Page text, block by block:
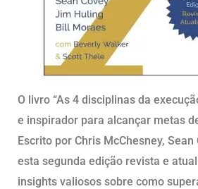
O livro “As 4 disciplinas da
e inspirador para alcançar metas
Escrito por Chris McChesney,
esta segunda edição revista e
insights valiosos sobre como